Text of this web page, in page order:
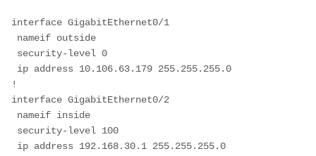
interface GigabitEthernet0/1
!
interface GigabitEthernet0/2